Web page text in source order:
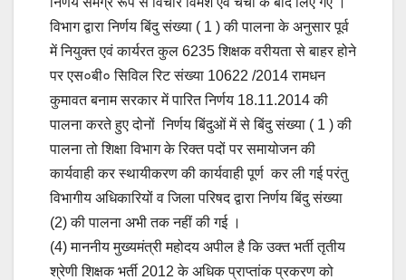
विभाग द्वारा निर्णय बिंदु संख्या ( 1 ) की पालना के अनुसार पूर्व
में नियुक्त एवं कार्यरत कुल 6235 शिक्षक वरीयता से बाहर होने
पर एस०बी० सिविल रिट संख्या 10622 /2014 रामधन
कुमावत बनाम सरकार में पारित निर्णय 18.11.2014 की
पालना करते हुए दोनों निर्णय बिंदुओं में से बिंदु संख्या ( 1 ) की
पालना तो शिक्षा विभाग के रिक्त पदों पर समायोजन की
कार्यवाही कर स्थायीकरण की कार्यवाही पूर्ण कर ली गई परंतु
विभागीय अधिकारियों व जिला परिषद द्वारा निर्णय बिंदु संख्या
(2) की पालना अभी तक नहीं की गई ।
(4) माननीय मुख्यमंत्री महोदय अपील है कि उक्त भर्ती तृतीय
श्रेणी शिक्षक भर्ती 2012 के अधिक प्राप्तांक प्रकरण को